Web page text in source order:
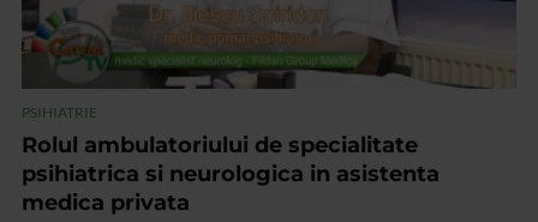
PSIHIATRIE
Rolul ambulatoriului de specialitate
psihiatrica si neurologica in asistenta
medica privata